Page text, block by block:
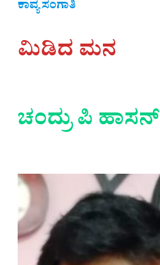
ಕಾವ್ಯ ಸಂಗಾತಿ
ಮಿಡಿದ ಮನ
ಚಂದ್ರು ಪಿ ಹಾಸನ್